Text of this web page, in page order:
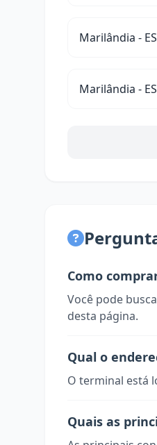
Marilândia -
Marilândia -
Como
Você pode
desta página.
Qual o
O terminal está
Quais as